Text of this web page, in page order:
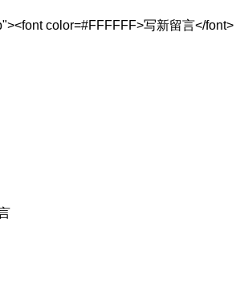
color=#FFFFFF>写新留言</font>